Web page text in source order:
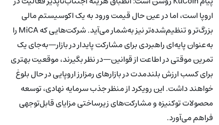
اروپا است، اما در عین حال قیمت ورود به یک اکوسیستم مالی
بزرگ‌تر و تنظیم‌شده‌تر نیز به‌شمار می‌آید. شرکت‌هایی که MiCA را
به‌عنوان پایه‌ای راهبردی برای مشارکت پایدار در بازار—به‌جای یک
تمرین موقتی در اطاعت از قوانین—در نظر بگیرند، موقعیت بهتری
برای کسب ارزش بلندمدت در بازارهای رمزارز اروپایی در حال بلوغ
خواهند داشت. این رویکرد از منظر جذب سرمایه نهادی، توسعه
محصولات توکنیزه و مشارکت‌های زیرساختی مزایای قابل‌توجهی
فراهم می‌آورد.